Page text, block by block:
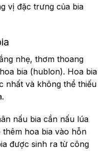
vị đặc trưng của bia
nhẹ, thơm thoang
bia (hublon). Hoa bia
nhất và không thể thiếu
nấu bia cần nấu lúa
hoa bia vào hỗn
được sinh ra từ công